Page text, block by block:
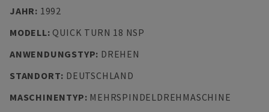
JAHR: 1992
MODELL: QUICK TURN 18 NSP
ANWENDUNGSTYP: DREHEN
STANDORT: DEUTSCHLAND
MASCHINENTYP: MEHRSPINDELDREHMASCHINE